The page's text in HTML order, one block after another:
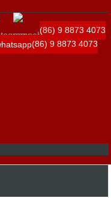
(86) 9 8873 4073
(86) 9 8873 4073